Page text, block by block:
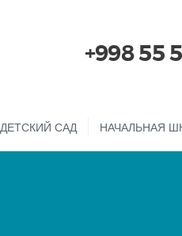
+998 55
ДЕТСКИЙ САД НАЧАЛЬНАЯ